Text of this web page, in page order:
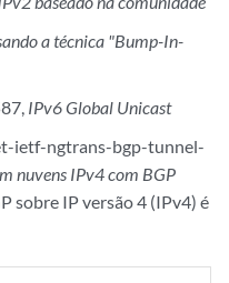
a técnica "Bump-In-
IPv6 Global Unicast
ietf-ngtrans-bgp-tunnel-
nuvens IPv4 com BGP
sobre IP versão 4 (IPv4) é